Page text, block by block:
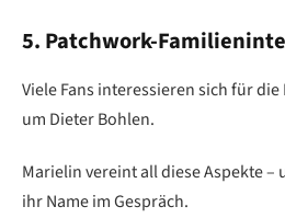
5. Patchwork-
Viele Fans interessieren sich für
um Dieter Bohlen.
Marielin vereint all diese Aspekte
ihr Name im Gespräch.